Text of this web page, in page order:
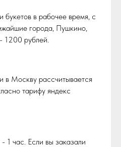
букетов в рабочее время, c
города, Пушкино,
рублей.
в Москву рассчитывается
тарифу яндекс
1 час. Если вы заказали